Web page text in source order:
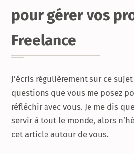
pour gérer vos
Freelance
J’écris régulièrement sur ce
questions que vous me posez
réfléchir avec vous. Je me dis
servir à tout le monde, alors
cet article autour de vous.